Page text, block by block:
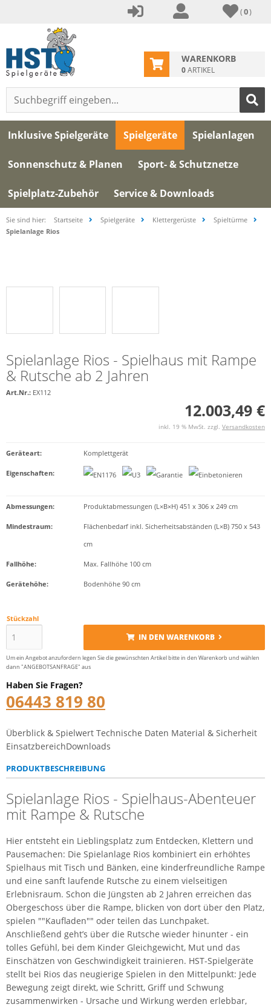
(0)
WARENKORB
0ARTIKEL
Inklusive Spielgeräte Spielgeräte Spielanlagen
Sonnenschutz & Planen Sport- & Schutznetze
Spielplatz-Zubehör Service & Downloads
Sie sind hier: Startseite Spielgeräte Klettergerüste
Spieltürme
Spielanlage Rios
Spielanlage Rios - Spielhaus mit Rampe
& Rutsche ab 2 Jahren
Art.Nr.: EX112
12.003,49 €
inkl. 19 % MwSt. zzgl. Versandkosten
Geräteart: Komplettgerät
Eigenschaften:
Abmessungen: Produktabmessungen (L×B×H) 451 x 306 x 249 cm
Mindestraum:
Flächenbedarf inkl. Sicherheitsabständen (L×B) 750 x 543
cm
Fallhöhe: Max. Fallhöhe 100 cm
Gerätehöhe: Bodenhöhe 90 cm
Stückzahl
IN DEN WARENKORB
Um ein Angebot anzufordern legen Sie die gewünschten Artikel bitte in den Warenkorb und wählen
dann "ANGEBOTSANFRAGE" aus
Haben Sie Fragen?
06443 819 80
Überblick & Spielwert Technische Daten Material & Sicherheit
EinsatzbereichDownloads
PRODUKTBESCHREIBUNG
Spielanlage Rios - Spielhaus-Abenteuer
mit Rampe & Rutsche
Hier entsteht ein Lieblingsplatz zum Entdecken, Klettern und
Pausemachen: Die Spielanlage Rios kombiniert ein erhöhtes
Spielhaus mit Tisch und Bänken, eine kinderfreundliche Rampe
und eine sanft laufende Rutsche zu einem vielseitigen
Erlebnisraum. Schon die Jüngsten ab 2 Jahren erreichen das
Obergeschoss über die Rampe, blicken von dort über den Platz,
spielen ""Kaufladen"" oder teilen das Lunchpaket.
Anschließend geht’s über die Rutsche wieder hinunter - ein
tolles Gefühl, bei dem Kinder Gleichgewicht, Mut und das
Einschätzen von Geschwindigkeit trainieren. HST-Spielgeräte
stellt bei Rios das neugierige Spielen in den Mittelpunkt: Jede
Bewegung zeigt direkt, wie Schritt, Griff und Schwung
zusammenwirken - Ursache und Wirkung werden erlebbar,